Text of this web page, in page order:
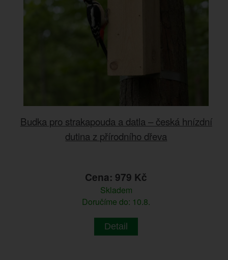
Budka pro strakapouda a datla – česká hnízdní
dutina z přírodního dřeva
Cena: 979 Kč
Skladem
Doručíme do: 10.8.
Detail